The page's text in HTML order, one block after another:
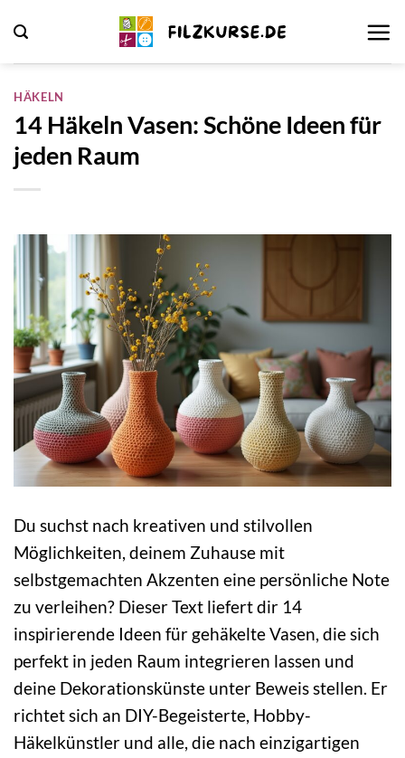
Inhalt
springen
HÄKELN
14 Häkeln Vasen: Schöne Ideen für
jeden Raum
Du suchst nach kreativen und stilvollen
Möglichkeiten, deinem Zuhause mit
selbstgemachten Akzenten eine persönliche Note
zu verleihen? Dieser Text liefert dir 14
inspirierende Ideen für gehäkelte Vasen, die sich
perfekt in jeden Raum integrieren lassen und
deine Dekorationskünste unter Beweis stellen. Er
richtet sich an DIY-Begeisterte, Hobby-
Häkelkünstler und alle, die nach einzigartigen